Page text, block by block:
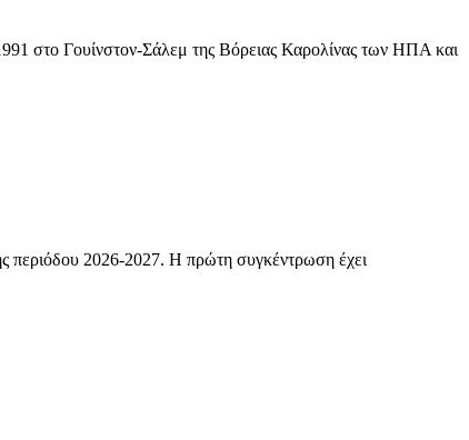
στο Γουίνστον-Σάλεμ της Βόρειας Καρολίνας των ΗΠΑ και
περιόδου 2026-2027. Η πρώτη συγκέντρωση έχει